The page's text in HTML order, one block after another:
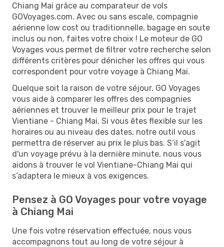
Chiang Mai grâce au comparateur de vols
GOVoyages.com. Avec ou sans escale, compagnie
aérienne low cost ou traditionnelle, bagage en soute
inclus ou non, faites votre choix ! Le moteur de GO
Voyages vous permet de filtrer votre recherche selon
différents critères pour dénicher les offres qui vous
correspondent pour votre voyage à Chiang Mai.
Quelque soit la raison de votre séjour, GO Voyages
vous aide à comparer les offres des compagnies
aériennes et trouver le meilleur prix pour le trajet
Vientiane - Chiang Mai. Si vous êtes flexible sur les
horaires ou au niveau des dates, notre outil vous
permettra de réserver au prix le plus bas. S’il s'agit
d'un voyage prévu à la dernière minute, nous vous
aidons à trouver le vol Vientiane-Chiang Mai qui
s’adaptera le mieux à vos exigences.
Pensez à GO Voyages pour votre voyage
à Chiang Mai
Une fois votre réservation effectuée, nous vous
accompagnons tout au long de votre séjour à